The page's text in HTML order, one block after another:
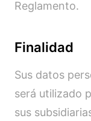
Reglamento.
Finalidad
Sus datos
será utilizado
sus